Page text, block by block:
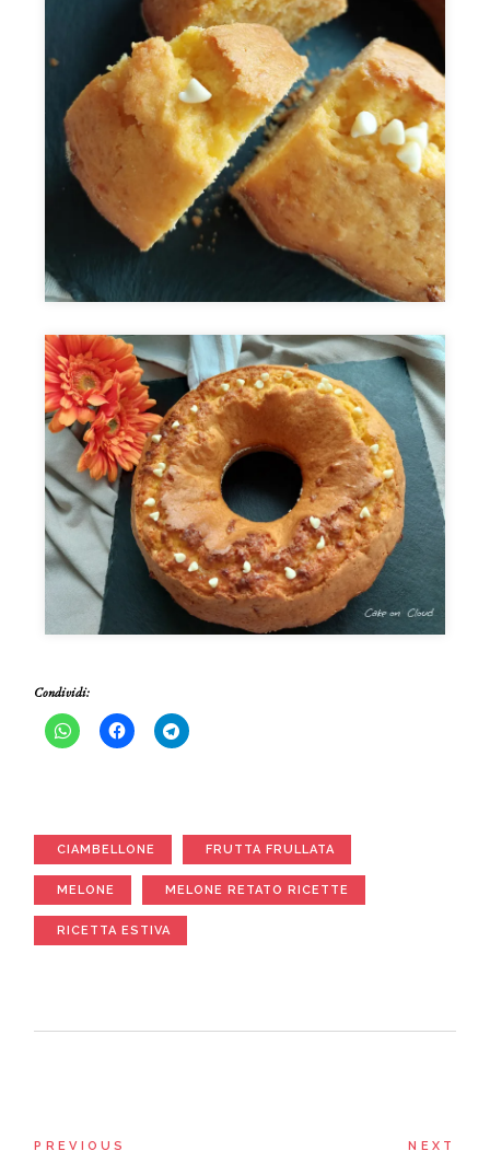
Condividi:
CIAMBELLONE FRUTTA FRULLATA
MELONE MELONE RETATO RICETTE
RICETTA ESTIVA
PREVIOUS NEXT